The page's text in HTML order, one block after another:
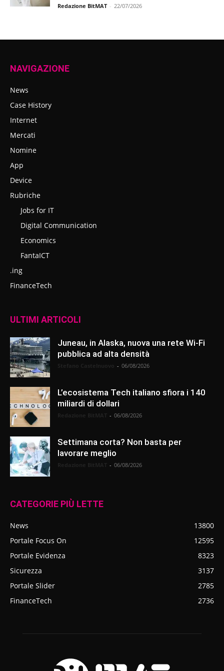
Redazione BitMAT - 22/07/2026
NAVIGAZIONE
News
Case History
Internet
Mercati
Nomine
App
Device
Rubriche
Jobs for IT
Digital Communication
Economics
FantaICT
.ing
FinanceTech
ULTIMI ARTICOLI
Juneau, in Alaska, nuova una rete Wi-Fi
pubblica ad alta densità
- 06/08/2026
L’ecosistema Tech italiano sfiora i 140
miliardi di dollari
- 06/08/2026
Settimana corta? Non basta per
lavorare meglio
- 06/08/2026
CATEGORIE PIÙ LETTE
News
13800
Portale Focus On
12595
Portale Evidenza
8323
Sicurezza
3137
Portale Slider
2785
FinanceTech
2736